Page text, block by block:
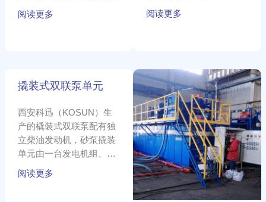
品性能安全可靠，移运方
便。
阅读更多
例
阅读更多
撬装式双联泵单元
西安科迅（KOSUN）生
产的橇装式双联泵配有独
立柴油发动机，砂泵撬装
单元由一台发电机组、两
台砂泵及进口管汇阀门连
装
双
联
泵
单
元
阅读更多
沉
淀
池
煤
泥
处
理
系